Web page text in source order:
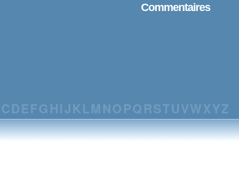
Commentaires
CDEFG HIJ KLM NO PQRSTUVWXYZ